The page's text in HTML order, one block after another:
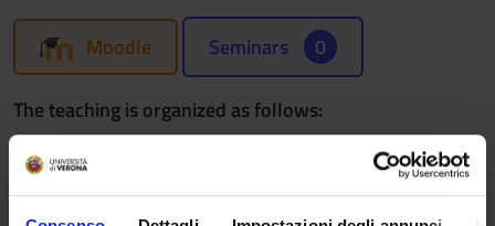
Moodle Seminars 0
The teaching is organized as follows:
FIRST PART (I)